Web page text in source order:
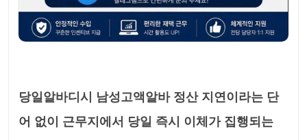
당일알바디시 남성고액알바 정산 지연이라는 단
어 없이 근무지에서 당일 즉시 이체가 집행되는